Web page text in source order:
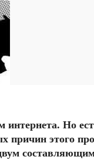
интернета. Но
причин этого